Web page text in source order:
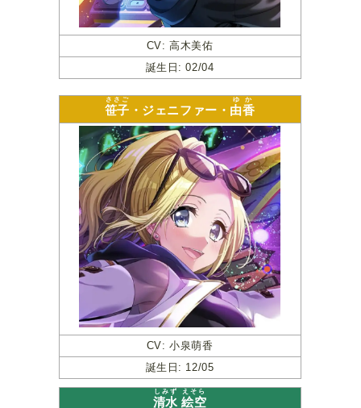
CV: 高木美佑
誕生日: 02/04
笹子
ささご
・ジェニファー・ 由香
ゆか
CV: 小泉萌香
誕生日: 12/05
清水
しみず
絵空
えそら